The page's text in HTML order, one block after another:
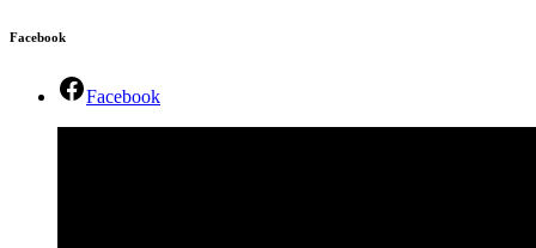
Facebook
Facebook